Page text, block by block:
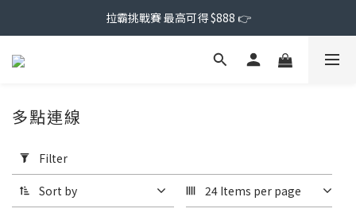
拉霸挑戰賽 最高可得 $888 👉
Filter
(0/20)
多點連線
Filter
Sort by 24 Items per page